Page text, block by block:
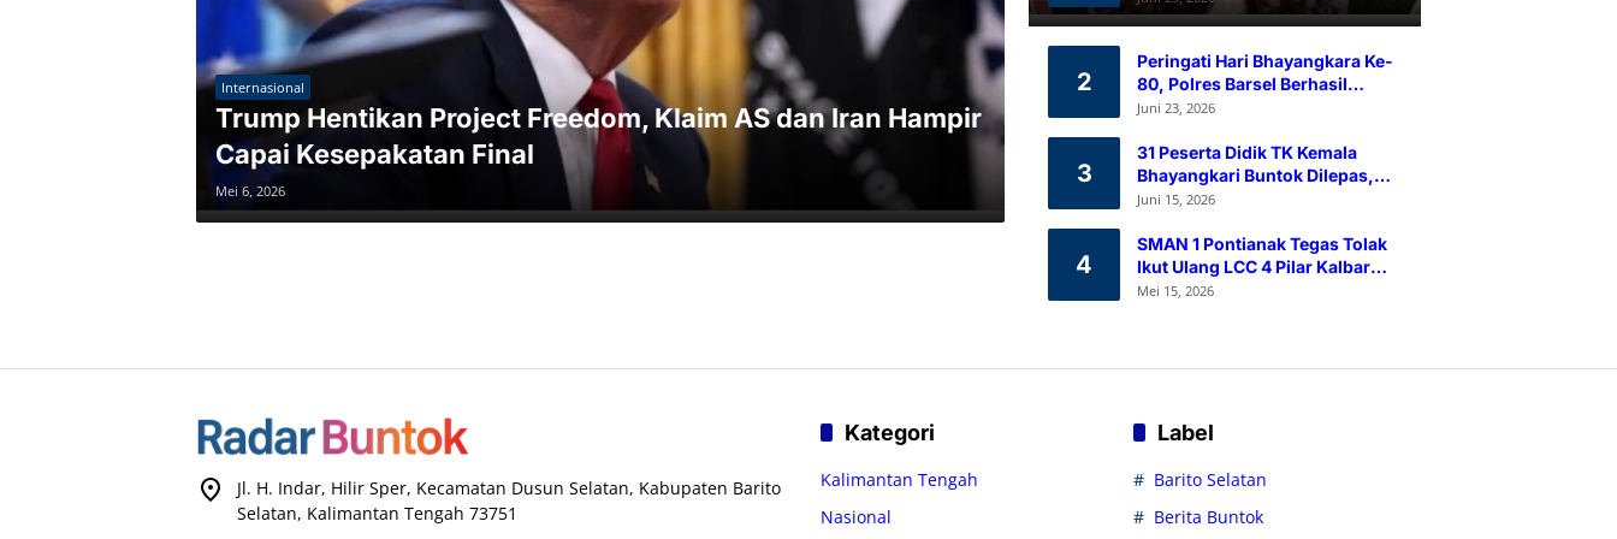
Internasional
Trump Hentikan Project Freedom, Klaim AS dan Iran Hampir
Capai Kesepakatan Final
Mei 6, 2026
Ramah Lingkungan
2
Peringati Hari Bhayangkara Ke-
80, Polres Barsel Berhasil
Himpun 80 Kantong Darah
Juni 23, 2026
3
31 Peserta Didik TK Kemala
Bhayangkari Buntok Dilepas,
Kapolres Barsel Tekankan
Juni 15, 2026
4
SMAN 1 Pontianak Tegas Tolak
Ikut Ulang LCC 4 Pilar Kalbar
2026
Mei 15, 2026
Jl. H. Indar, Hilir Sper, Kecamatan Dusun Selatan, Kabupaten Barito
Selatan, Kalimantan Tengah 73751
Kategori
Kalimantan Tengah
Nasional
Label
Barito Selatan
Berita Buntok